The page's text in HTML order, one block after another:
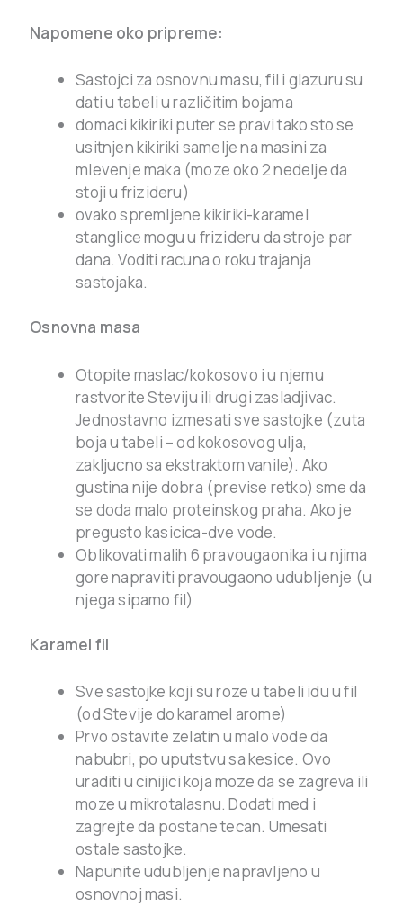
Napomene oko pripreme:
Sastojci za osnovnu masu, fil i glazuru su
dati u tabeli u različitim bojama
domaci kikiriki puter se pravi tako sto se
usitnjen kikiriki samelje na masini za
mlevenje maka (moze oko 2 nedelje da
stoji u frizideru)
ovako spremljene kikiriki-karamel
stanglice mogu u frizideru da stroje par
dana. Voditi racuna o roku trajanja
sastojaka.
Osnovna masa
Otopite maslac/kokosovo i u njemu
rastvorite Steviju ili drugi zasladjivac.
Jednostavno izmesati sve sastojke (zuta
boja u tabeli – od kokosovog ulja,
zakljucno sa ekstraktom vanile). Ako
gustina nije dobra (previse retko) sme da
se doda malo proteinskog praha. Ako je
pregusto kasicica-dve vode.
Oblikovati malih 6 pravougaonika i u njima
gore napraviti pravougaono udubljenje (u
njega sipamo fil)
Karamel fil
Sve sastojke koji su roze u tabeli idu u fil
(od Stevije do karamel arome)
Prvo ostavite zelatin u malo vode da
nabubri, po uputstvu sa kesice. Ovo
uraditi u cinijici koja moze da se zagreva ili
moze u mikrotalasnu. Dodati med i
zagrejte da postane tecan. Umesati
ostale sastojke.
Napunite udubljenje napravljeno u
osnovnoj masi.